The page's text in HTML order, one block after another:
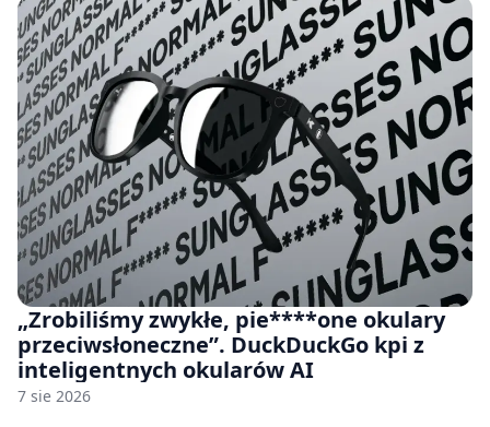
„Zrobiliśmy zwykłe, pie****one okulary
przeciwsłoneczne”. DuckDuckGo kpi z
inteligentnych okularów AI
7 sie 2026